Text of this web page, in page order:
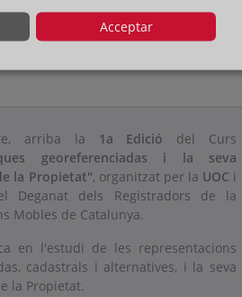
DEL DEGANAT
arriba la 1a Edició del Curs
georeferenciadas i la seva
la Propietat", organitzat per la UOC i
Deganat dels Registradors de la
Mobles de Catalunya.
en l'estudi de les representacions
cadastrals i alternatives, i la seva
la Propietat.
Acceptar